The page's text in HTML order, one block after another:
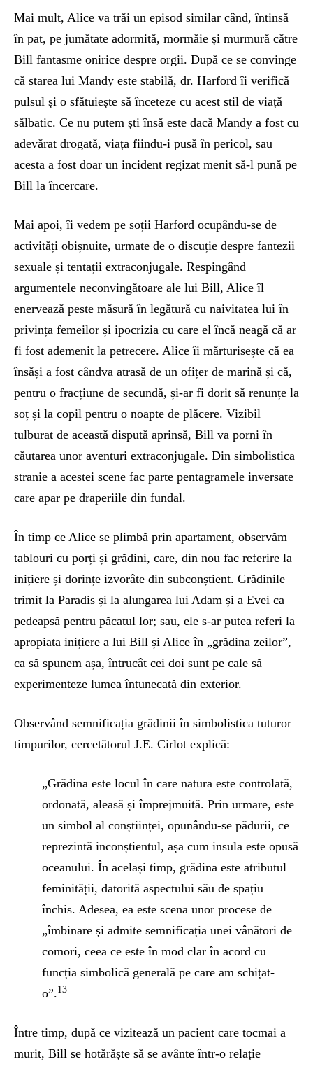
Mai mult, Alice va trăi un episod similar când, întinsă
în pat, pe jumătate adormită, mormăie și murmură către
Bill fantasme onirice despre orgii. După ce se convinge
că starea lui Mandy este stabilă, dr. Harford îi verifică
pulsul și o sfătuiește să înceteze cu acest stil de viață
sălbatic. Ce nu putem ști însă este dacă Mandy a fost cu
adevărat drogată, viața fiindu-i pusă în pericol, sau
acesta a fost doar un incident regizat menit să-l pună pe
Bill la încercare.
Mai apoi, îi vedem pe soții Harford ocupându-se de
activități obișnuite, urmate de o discuție despre fantezii
sexuale și tentații extraconjugale. Respingând
argumentele neconvingătoare ale lui Bill, Alice îl
enervează peste măsură în legătură cu naivitatea lui în
privința femeilor și ipocrizia cu care el încă neagă că ar
fi fost ademenit la petrecere. Alice îi mărturisește că ea
însăși a fost cândva atrasă de un ofițer de marină și că,
pentru o fracțiune de secundă, și-ar fi dorit să renunțe la
soț și la copil pentru o noapte de plăcere. Vizibil
tulburat de această dispută aprinsă, Bill va porni în
căutarea unor aventuri extraconjugale. Din simbolistica
stranie a acestei scene fac parte pentagramele inversate
care apar pe draperiile din fundal.
În timp ce Alice se plimbă prin apartament, observăm
tablouri cu porți și grădini, care, din nou fac referire la
inițiere și dorințe izvorâte din subconștient. Grădinile
trimit la Paradis și la alungarea lui Adam și a Evei ca
pedeapsă pentru păcatul lor; sau, ele s-ar putea referi la
apropiata inițiere a lui Bill și Alice în „grădina zeilor”,
ca să spunem așa, întrucât cei doi sunt pe cale să
experimenteze lumea întunecată din exterior.
Observând semnificația grădinii în simbolistica tuturor
timpurilor, cercetătorul J.E. Cirlot explică:
„Grădina este locul în care natura este controlată,
ordonată, aleasă și împrejmuită. Prin urmare, este
un simbol al conștiinței, opunându-se pădurii, ce
reprezintă inconștientul, așa cum insula este opusă
oceanului. În același timp, grădina este atributul
feminității, datorită aspectului său de spațiu
închis. Adesea, ea este scena unor procese de
„îmbinare și admite semnificația unei vânători de
comori, ceea ce este în mod clar în acord cu
funcția simbolică generală pe care am schițat-
o”.13
Între timp, după ce vizitează un pacient care tocmai a
murit, Bill se hotărăște să se avânte într-o relație